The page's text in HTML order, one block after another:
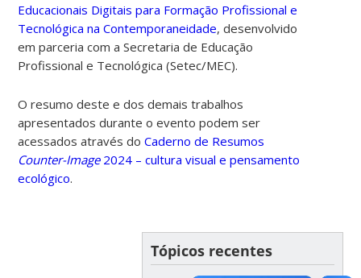
Educacionais Digitais para Formação Profissional e
Tecnológica na Contemporaneidade, desenvolvido
em parceria com a Secretaria de Educação
Profissional e Tecnológica (Setec/MEC).
O resumo deste e dos demais trabalhos
apresentados durante o evento podem ser
acessados através doCaderno de Resumos
Counter-Image2024 – cultura visual e pensamento
ecológico.
Tópicos recentes